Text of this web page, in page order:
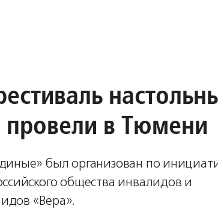
провели в Тюмени
был организован по
общества инвалидов и
«Вера».